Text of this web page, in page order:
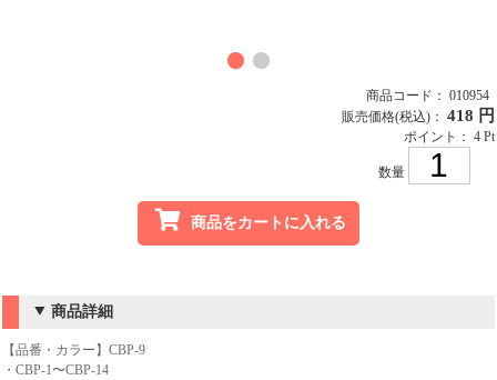
商品コード： 010954
販売価格(税込)： 418 円
ポイント： 4 Pt
数量
商品をカートに入れる
商品詳細
【品番・カラー】CBP-9
・CBP-1〜CBP-14